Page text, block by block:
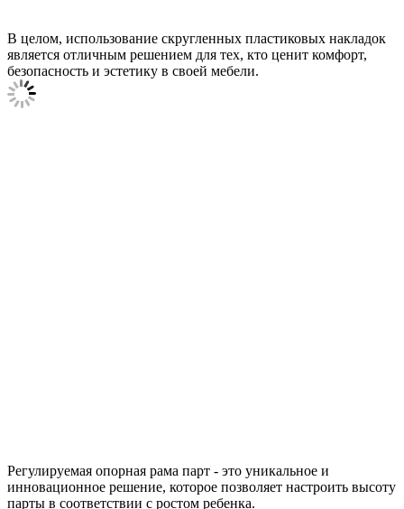
В целом, использование скругленных пластиковых накладок
является отличным решением для тех, кто ценит комфорт,
безопасность и эстетику в своей мебели.
Регулируемая опорная рама парт - это уникальное и
инновационное решение, которое позволяет настроить высоту
парты в соответствии с ростом ребенка.